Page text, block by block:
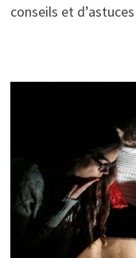
conseils et